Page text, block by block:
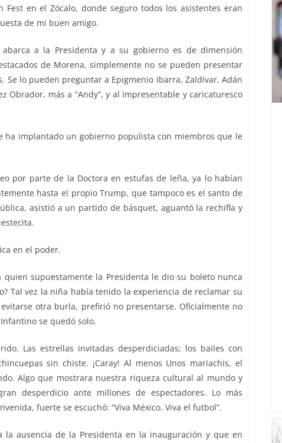
en el Zócalo, donde seguro todos los asistentes eran
de mi buen amigo.
a la Presidenta y a su gobierno es de dimensión
de Morena, simplemente no se pueden presentar
Se lo pueden preguntar a Epigmenio Ibarra, Zaldívar, Adán
Obrador, más a “Andy”, y al impresentable y caricaturesco
ha implantado un gobierno populista con miembros que le
por parte de la Doctora en estufas de leña, ya lo habían
hasta el propio Trump, que tampoco es el santo de
asistió a un partido de básquet, aguantó la rechifla y
en el poder.
supuestamente la Presidenta le dio su boleto nunca
Tal vez la niña había tenido la experiencia de reclamar su
otra burla, prefirió no presentarse. Oficialmente no
se quedó solo.
Las estrellas invitadas desperdiciadas; los bailes con
sin chiste. ¡Caray! Al menos Unos mariachis, el
Algo que mostrara nuestra riqueza cultural al mundo y
desperdicio ante millones de espectadores. Lo más
fuerte se escuchó: “Viva México. Viva el futbol”.
ausencia de la Presidenta en la inauguración y que en